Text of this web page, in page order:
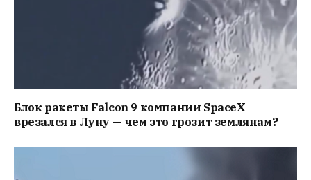
Блок ракеты Falcon 9 компании SpaceX
врезался в Луну — чем это грозит землянам?